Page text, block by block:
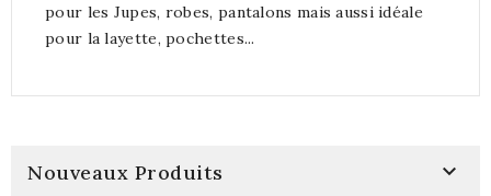
pour les Jupes, robes, pantalons mais aussi idéale
pour la layette, pochettes...
Nouveaux Produits 